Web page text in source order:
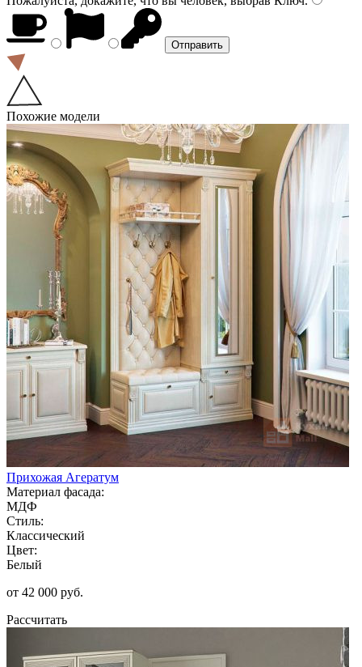
Похожие модели
Прихожая Агератум
Материал фасада:
МДФ
Стиль:
Классический
Цвет:
Белый
от 42 000 руб.
Рассчитать